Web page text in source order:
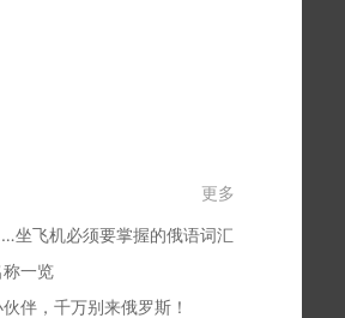
更多
坐飞机必须要掌握的俄语词汇
一览
伴，千万别来俄罗斯！